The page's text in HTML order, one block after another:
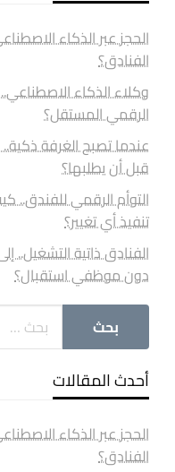
الحجز عبر الذكاء
الفنادق؟
وكلاء الذكاء
الرقمي المستقل؟
عندما تصبح الغرفة
قبل أن يطلبها؟
التوأم الرقمي
تنفيذ أي تغيير؟
الفنادق ذاتية
دون موظفي استقبال؟
أحدث المقالات
الحجز عبر الذكاء
الفنادق؟